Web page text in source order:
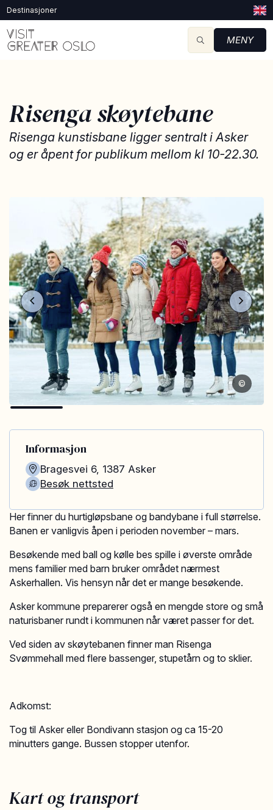
Destinasjoner
MENY
Risenga skøytebane
Risenga kunstisbane ligger sentralt i Asker
og er åpent for publikum mellom kl 10-22.30.
©
Her finner du hurtigløpsbane og bandybane i full størrelse.
Banen er vanligvis åpen i perioden november – mars.
Besøkende med ball og kølle bes spille i øverste område
mens familier med barn bruker området nærmest
Askerhallen. Vis hensyn når det er mange besøkende.
Asker kommune preparerer også en mengde store og små
naturisbaner rundt i kommunen når været passer for det.
Ved siden av skøytebanen finner man Risenga
Svømmehall med flere bassenger, stupetårn og to sklier.
Adkomst:
Tog til Asker eller Bondivann stasjon og ca 15-20
minutters gange. Bussen stopper utenfor.
Kart og transport
Informasjon
Bragesvei 6, 1387 Asker
Besøk nettsted